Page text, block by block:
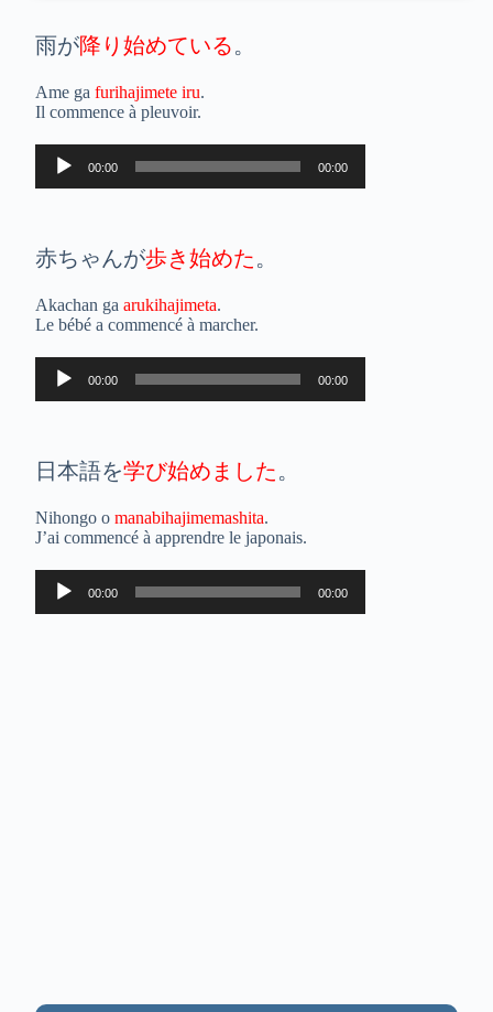
雨が降り始めている。
Ame gafurihajimete iru.
Il commence à pleuvoir.
Lecteur
audio
00:00 00:00
赤ちゃんが歩き始めた。
Akachan gaarukihajimeta.
Le bébé a commencé à marcher.
Lecteur
audio
00:00 00:00
日本語を学び始めました。
Nihongo omanabihajimemashita.
J’ai commencé à apprendre le japonais.
Lecteur
audio
00:00 00:00